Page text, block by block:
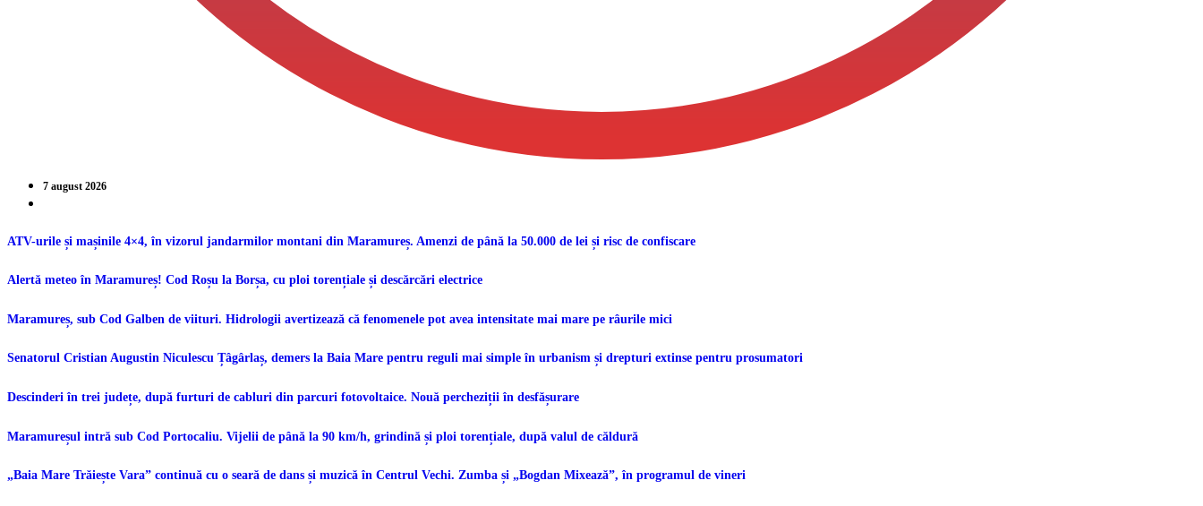
7 august 2026
ATV-urile și mașinile 4×4, în vizorul jandarmilor montani din Maramureș. Amenzi de până la 50.000 de lei și risc de confiscare
Alertă meteo în Maramureș! Cod Roșu la Borșa, cu ploi torențiale și descărcări electrice
Maramureș, sub Cod Galben de viituri. Hidrologii avertizează că fenomenele pot avea intensitate mai mare pe râurile mici
Senatorul Cristian Augustin Niculescu Țâgârlaș, demers la Baia Mare pentru reguli mai simple în urbanism și drepturi extinse pentru prosumatori
Descinderi în trei județe, după furturi de cabluri din parcuri fotovoltaice. Nouă percheziții în desfășurare
Maramureșul intră sub Cod Portocaliu. Vijelii de până la 90 km/h, grindină și ploi torențiale, după valul de căldură
„Baia Mare Trăiește Vara” continuă cu o seară de dans și muzică în Centrul Vechi. Zumba și „Bogdan Mixează”, în programul de vineri